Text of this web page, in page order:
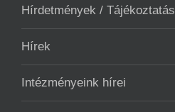
Hírdetmények / Tájékoztatás
Hírek
Intézményeink hírei